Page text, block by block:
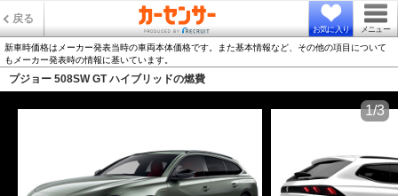
戻る
お気に入り メニュー
新車時価格はメーカー発表当時の車両本体価格です。また基本情報など、その他の項目について
もメーカー発表時の情報に基いています。
プジョー 508SW GT ハイブリッドの燃費
1/3